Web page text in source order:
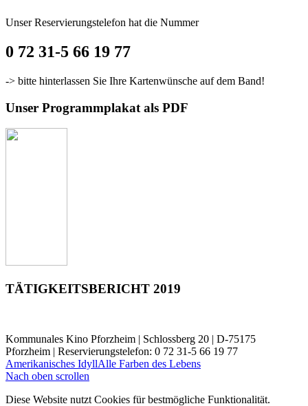
Unser Reservierungstelefon hat die Nummer
0 72 31-5 66 19 77
-> bitte hinterlassen Sie Ihre Kartenwünsche auf dem Band!
Unser Programmplakat als PDF
TÄTIGKEITSBERICHT 2019
Kommunales Kino Pforzheim | Schlossberg 20 | D-75175
Pforzheim | Reservierungstelefon: 0 72 31-5 66 19 77
Amerikanisches IdyllAlle Farben des Lebens
Nach oben scrollen
Diese Website nutzt Cookies für bestmögliche Funktionalität.